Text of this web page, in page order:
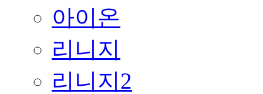
아이온
리니지
리니지2